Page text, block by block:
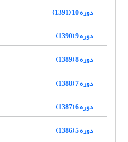
دوره 10 (1391)
دوره 9 (1390)
دوره 8 (1389)
دوره 7 (1388)
دوره 6 (1387)
دوره 5 (1386)